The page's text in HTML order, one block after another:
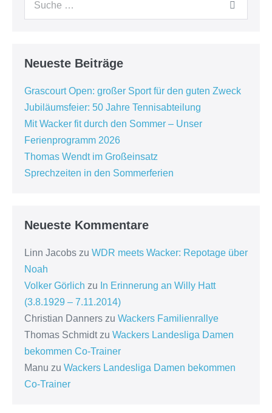
Neueste Beiträge
Grascourt Open: großer Sport für den guten Zweck
Jubiläumsfeier: 50 Jahre Tennisabteilung
Mit Wacker fit durch den Sommer – Unser
Ferienprogramm 2026
Thomas Wendt im Großeinsatz
Sprechzeiten in den Sommerferien
Neueste Kommentare
Linn Jacobs zu WDR meets Wacker: Repotage über
Noah
Volker Görlich zu In Erinnerung an Willy Hatt
(3.8.1929 – 7.11.2014)
Christian Danners zu Wackers Familienrallye
Thomas Schmidtzu Wackers Landesliga Damen
bekommen Co-Trainer
Manu zu Wackers Landesliga Damen bekommen
Co-Trainer